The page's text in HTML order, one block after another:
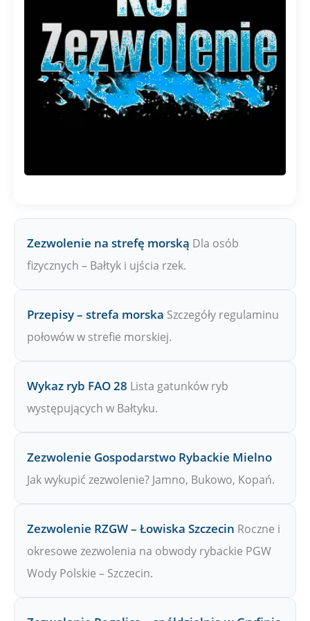
Zezwolenie na strefę morską Dla osób
fizycznych – Bałtyk i ujścia rzek.
Przepisy – strefa morska Szczegóły regulaminu
połowów w strefie morskiej.
Wykaz ryb FAO 28 Lista gatunków ryb
występujących w Bałtyku.
Zezwolenie Gospodarstwo Rybackie Mielno
Jak wykupić zezwolenie? Jamno, Bukowo, Kopań.
Zezwolenie RZGW – Łowiska Szczecin Roczne i
okresowe zezwolenia na obwody rybackie PGW
Wody Polskie – Szczecin.